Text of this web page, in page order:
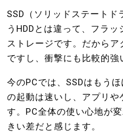
SSD（ソリッドステートド
うHDDとは違って、フラ
ストレージです。だから
ですし、衝撃にも比較的強
今のPCでは、SSDはもう
の起動は速いし、アプリや
す。PC全体の使い心地が
きい差だと感じます。